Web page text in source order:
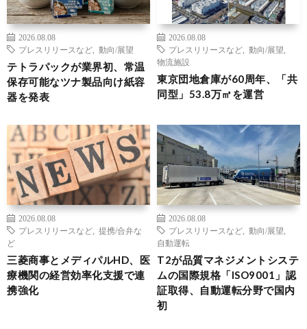
2026.08.08
プレスリリースなど
動向/展望
テトラパックが業界初、常温
保存可能なツナ製品向け紙容
器を発表
2026.08.08
プレスリリースなど
動向/展望
物流施設
東京団地倉庫が60周年、「共
同型」53.8万㎡を運営
2026.08.08
プレスリリースなど
提携/合弁な
ど
三菱商事とメディパルHD、医
療機関の経営効率化支援で連
携強化
2026.08.08
プレスリリースなど
動向/展望
自動運転
T2が品質マネジメントシステ
ムの国際規格「ISO9001」認
証取得、自動運転分野で国内
初